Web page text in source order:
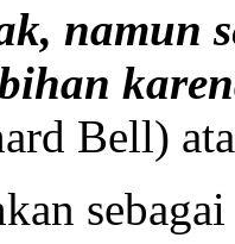
namun
Bell)
sebagai